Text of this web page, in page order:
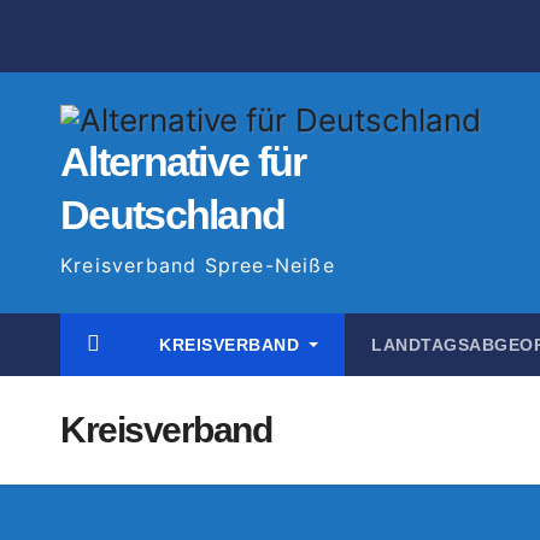
Alternative für
Deutschland
Kreisverband Spree-Neiße
KREISVERBAND
Kreisverband